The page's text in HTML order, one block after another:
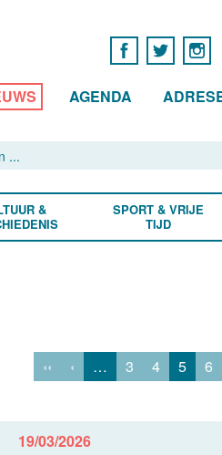
AGENDA
&
SPORT & VRIJE
TIJD
‹‹ ‹ … 3 4 5 6
19/03/2026